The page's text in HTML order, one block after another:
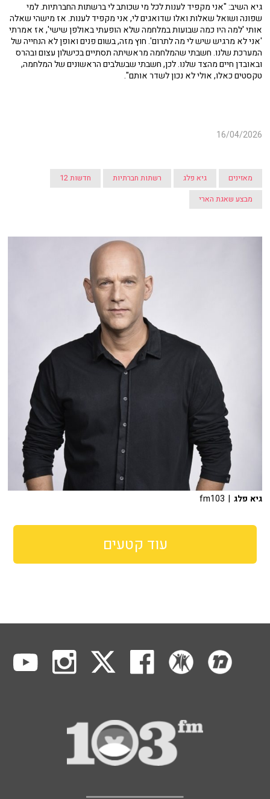
גיא השיב: "אני מקפיד לענות לכל מי שכותב לי ברשתות החברתיות. למי
שפונה ושואל שאלות ואלו שדואגים לי, אני מקפיד לענות. אז מישהי שאלה
אותי 'למה היו כמה שבועות במלחמה שלא הופעתי באולפן שישי', אז אמרתי
'אני לא מרגיש שיש לי מה לתרום'. חוץ מזה, בשום פנים ואופן לא הנחייה של
המערכת שלנו. חשבתי שהמלחמה מראשיתה תסתיים בכישלון עצום ובהרס
ובאובדן חיים מהצד שלנו. לכן, חשבתי שבשלבים הראשונים של המלחמה,
טקסטים כאלו, אולי לא נכון לשדר אותם".
16/04/2026
מאזינים גיא פלג רשתות חברתיות
חדשות 12
מבצע שאגת הארי
גיא פלג | fm103
עוד קטעים